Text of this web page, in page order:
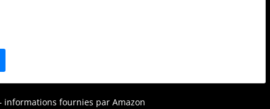
quand vos gaufres sont prêtes. UNE CUISSON
réversible sur socle pour une bonne répartition de la
la fin du préchauffage et de la cuisson (vert).
fournies par Amazon